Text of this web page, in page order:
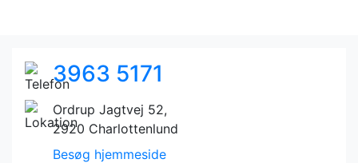
3963 5171
Ordrup Jagtvej 52,
2920 Charlottenlund
Besøg hjemmeside